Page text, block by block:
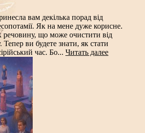
вам декілька порад від
Як на мене дуже корисне.
речовину, що може очистити від
Тепер ви будете знати, як стати
час. Бо... Читать далее